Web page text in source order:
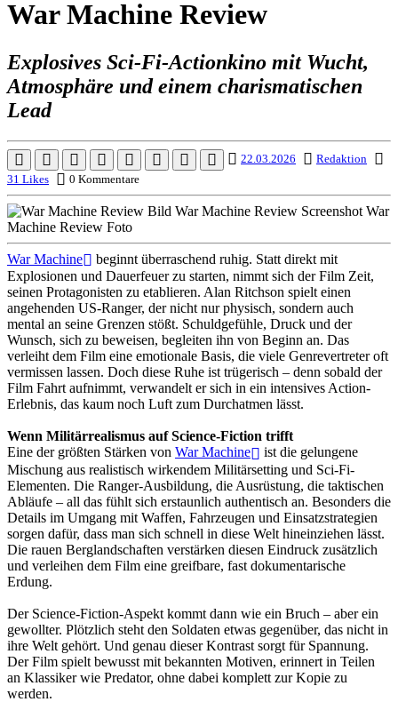
War Machine Review
Explosives Sci-Fi-Actionkino mit Wucht,
Atmosphäre und einem charismatischen
Lead
22.03.2026
Redaktion
31 Likes
0 Kommentare
War Machine
beginnt überraschend ruhig. Statt direkt mit
Explosionen und Dauerfeuer zu starten, nimmt sich der Film Zeit,
seinen Protagonisten zu etablieren. Alan Ritchson spielt einen
angehenden US-Ranger, der nicht nur physisch, sondern auch
mental an seine Grenzen stößt. Schuldgefühle, Druck und der
Wunsch, sich zu beweisen, begleiten ihn von Beginn an. Das
verleiht dem Film eine emotionale Basis, die viele Genrevertreter oft
vermissen lassen. Doch diese Ruhe ist trügerisch – denn sobald der
Film Fahrt aufnimmt, verwandelt er sich in ein intensives Action-
Erlebnis, das kaum noch Luft zum Durchatmen lässt.
Wenn Militärrealismus auf Science-Fiction trifft
Eine der größten Stärken von War Machine
ist die gelungene
Mischung aus realistisch wirkendem Militärsetting und Sci-Fi-
Elementen. Die Ranger-Ausbildung, die Ausrüstung, die taktischen
Abläufe – all das fühlt sich erstaunlich authentisch an. Besonders die
Details im Umgang mit Waffen, Fahrzeugen und Einsatzstrategien
sorgen dafür, dass man sich schnell in diese Welt hineinziehen lässt.
Die rauen Berglandschaften verstärken diesen Eindruck zusätzlich
und verleihen dem Film eine greifbare, fast dokumentarische
Erdung.
Der Science-Fiction-Aspekt kommt dann wie ein Bruch – aber ein
gewollter. Plötzlich steht den Soldaten etwas gegenüber, das nicht in
ihre Welt gehört. Und genau dieser Kontrast sorgt für Spannung.
Der Film spielt bewusst mit bekannten Motiven, erinnert in Teilen
an Klassiker wie Predator, ohne dabei komplett zur Kopie zu
werden.